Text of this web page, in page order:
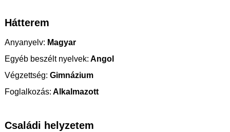
Hátterem
Anyanyelv: Magyar
Egyéb beszélt nyelvek: Angol
Végzettség: Gimnázium
Foglalkozás: Alkalmazott
Családi helyzetem